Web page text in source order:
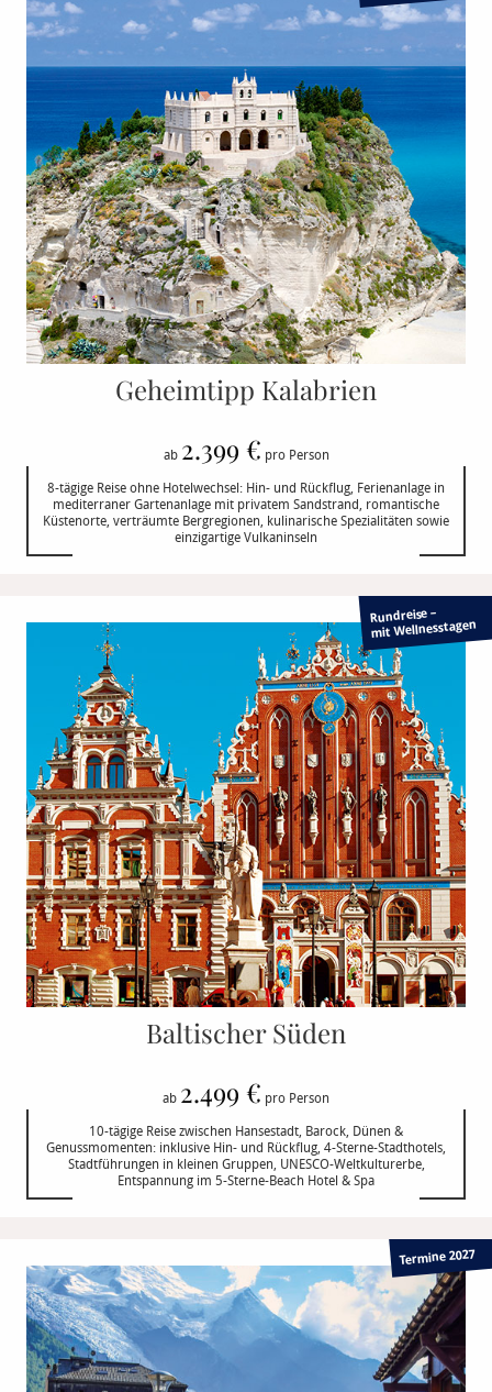
Geheimtipp Kalabrien
ab 2.399 € pro Person
8-tägige Reise ohne Hotelwechsel: Hin- und Rückflug, Ferienanlage in
mediterraner Gartenanlage mit privatem Sandstrand, romantische
Küstenorte, verträumte Bergregionen, kulinarische Spezialitäten sowie
einzigartige Vulkaninseln
Rundreise –
mit Wellnesstagen
Baltischer Süden
ab 2.499 € pro Person
10-tägige Reise zwischen Hansestadt, Barock, Dünen &
Genussmomenten: inklusive Hin- und Rückflug, 4-Sterne-Stadthotels,
Stadtführungen in kleinen Gruppen, UNESCO-Weltkulturerbe,
Entspannung im 5-Sterne-Beach Hotel & Spa
Termine 2027